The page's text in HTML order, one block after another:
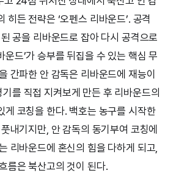
히든 전략은 ‘오펜스 리바운드’. 공격
공을 리바운드로 잡아 다시 공격으로
운드’가 승부를 뒤집을 수 있는 핵심 무
간파한 안 감독은 리바운드에 재능이
를 직접 지켜보게 만든 후 리바운드의
게 코칭을 한다. 백호는 농구를 시작한
내기지만, 안 감독의 동기부여 코칭에
리바운드에 혼신의 힘을 다하게 되고,
름은 북산고의 것이 된다.